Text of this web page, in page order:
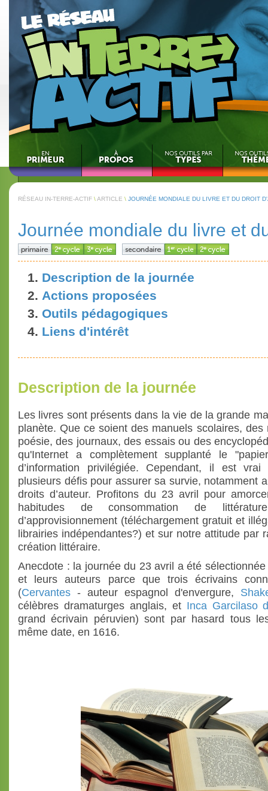
RÉSEAU IN-TERRE-ACTIF \ARTICLE \ JOURNÉE MONDIALE DU LIVRE ET DU DROIT
Journée mondiale du livre et
Description de la journée
Actions proposées
Outils pédagogiques
Liens d'intérêt
Description de la journée
Les livres sont présents dans la vie de la grande
planète. Que ce soient des manuels scolaires,
poésie, des journaux, des essais ou des
qu'Internet a complètement supplanté le
d’information privilégiée. Cependant, il est
plusieurs défis pour assurer sa survie, notamment
droits d’auteur. Profitons du 23 avril pour
habitudes de consommation de
d’approvisionnement (téléchargement gratuit et
librairies indépendantes?) et sur notre attitude par
création littéraire.
Anecdote : la journée du 23 avril a été
et leurs auteurs parce que trois écrivains
(Cervantes - auteur espagnol d'envergure,
célèbres dramaturges anglais, et Inca Garcilaso
grand écrivain péruvien) sont par hasard tous
même date, en 1616.